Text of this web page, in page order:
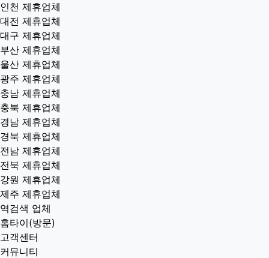
인천 제휴업체
대전 제휴업체
대구 제휴업체
부산 제휴업체
울산 제휴업체
광주 제휴업체
충남 제휴업체
충북 제휴업체
경남 제휴업체
경북 제휴업체
전남 제휴업체
전북 제휴업체
강원 제휴업체
제주 제휴업체
역검색 업체
홈타이(방문)
고객센터
커뮤니티